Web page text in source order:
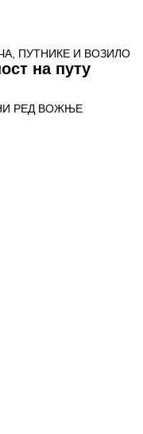
ПУТНИКЕ И ВОЗИЛО
на путу
РЕД ВОЖЊЕ